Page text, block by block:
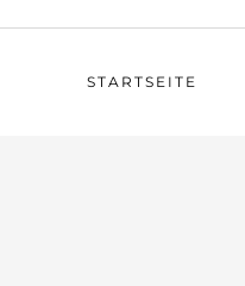
STARTSEITE